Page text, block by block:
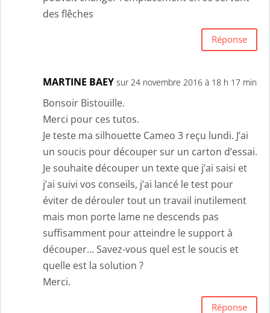
des flêches
Réponse
MARTINE BAEY sur 24 novembre 2016 à 18 h 17 min
Bonsoir Bistouille.
Merci pour ces tutos.
Je teste ma silhouette Cameo 3 reçu lundi. J’ai
un soucis pour découper sur un carton d’essai.
Je souhaite découper un texte que j’ai saisi et
j’ai suivi vos conseils, j’ai lancé le test pour
éviter de dérouler tout un travail inutilement
mais mon porte lame ne descends pas
suffisamment pour atteindre le support à
découper… Savez-vous quel est le soucis et
quelle est la solution ?
Merci.
Réponse